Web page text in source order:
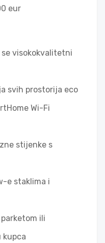
eur
visokokvalitetni
svih prostorija eco
Wi-Fi
stijenke s
e staklima i
ili
kupca